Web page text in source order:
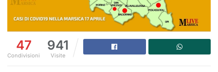
47
Condivisioni
941
Visite